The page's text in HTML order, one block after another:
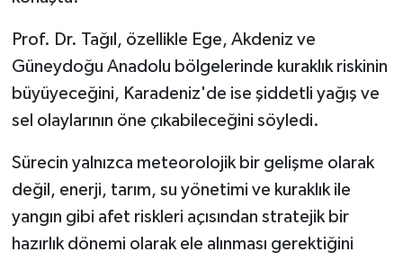
Prof. Dr. Tağıl, özellikle Ege, Akdeniz ve
Güneydoğu Anadolu bölgelerinde kuraklık riskinin
büyüyeceğini, Karadeniz'de ise şiddetli yağış ve
sel olaylarının öne çıkabileceğini söyledi.
Sürecin yalnızca meteorolojik bir gelişme olarak
değil, enerji, tarım, su yönetimi ve kuraklık ile
yangın gibi afet riskleri açısından stratejik bir
hazırlık dönemi olarak ele alınması gerektiğini